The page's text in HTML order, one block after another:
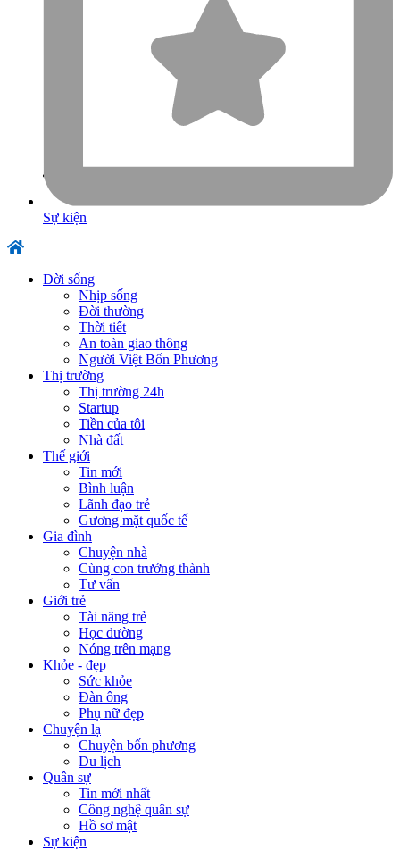
Sự kiện
Đời sống
Nhịp sống
Đời thường
Thời tiết
An toàn giao thông
Người Việt Bốn Phương
Thị trường
Thị trường 24h
Startup
Tiền của tôi
Nhà đất
Thế giới
Tin mới
Bình luận
Lãnh đạo trẻ
Gương mặt quốc tế
Gia đình
Chuyện nhà
Cùng con trưởng thành
Tư vấn
Giới trẻ
Tài năng trẻ
Học đường
Nóng trên mạng
Khỏe - đẹp
Sức khỏe
Đàn ông
Phụ nữ đẹp
Chuyện lạ
Chuyện bốn phương
Du lịch
Quân sự
Tin mới nhất
Công nghệ quân sự
Hồ sơ mật
Sự kiện